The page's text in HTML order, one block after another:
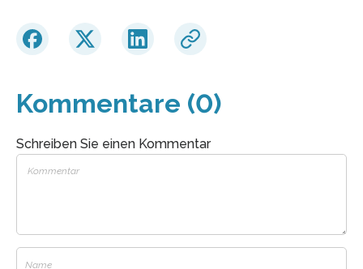
Kommentare (0)
Schreiben Sie einen Kommentar